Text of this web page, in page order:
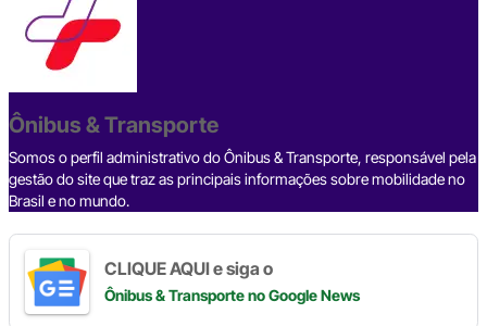
e
b
o
o
k
s
Ônibus & Transporte
Somos o perfil administrativo do Ônibus & Transporte, responsável pela
gestão do site que traz as principais informações sobre mobilidade no
Brasil e no mundo.
CLIQUE AQUI e siga o
Ônibus & Transporteno Google News